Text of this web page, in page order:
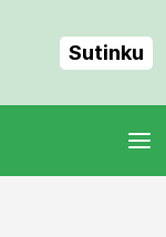
Sutinku